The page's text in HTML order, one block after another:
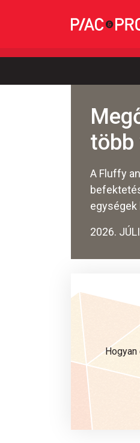
több
A Fluffy
egységek
2026.